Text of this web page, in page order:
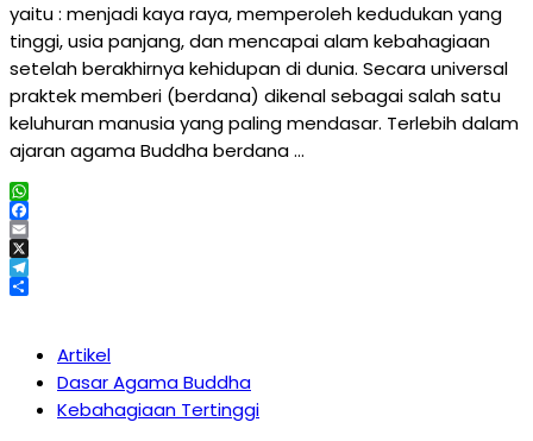
yaitu : menjadi kaya raya, memperoleh kedudukan yang
tinggi, usia panjang, dan mencapai alam kebahagiaan
setelah berakhirnya kehidupan di dunia. Secara universal
praktek memberi (berdana) dikenal sebagai salah satu
keluhuran manusia yang paling mendasar. Terlebih dalam
ajaran agama Buddha berdana …
WhatsApp
Facebook
Email
X
Telegram
Artikel
Dasar Agama Buddha
Kebahagiaan Tertinggi